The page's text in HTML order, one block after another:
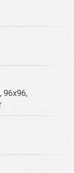
96x96,